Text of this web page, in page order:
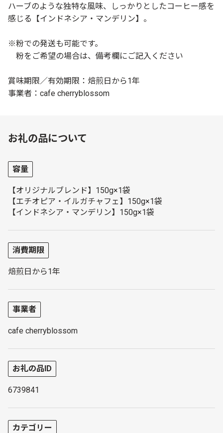
ハーブのような独特な風味、しっかりとしたコーヒー感を
感じる【インドネシア・マンデリン】。
※粉での発送も可能です。
粉をご希望の場合は、備考欄にご記入ください
賞味期限／有効期限：焙煎日から1年
事業者：cafe cherryblossom
お礼の品について
容量
【オリジナルブレンド】150g×1袋
【エチオピア・イルガチャフェ】150g×1袋
【インドネシア・マンデリン】150g×1袋
消費期限
焙煎日から1年
事業者
cafe cherryblossom
お礼の品ID
6739841
カテゴリー